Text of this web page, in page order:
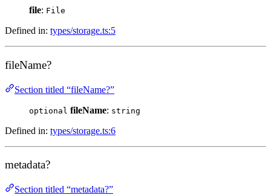
file: File
Defined in: types/storage.ts:5
fileName?
Section titled “fileName?”
optional fileName: string
Defined in: types/storage.ts:6
metadata?
Section titled “metadata?”